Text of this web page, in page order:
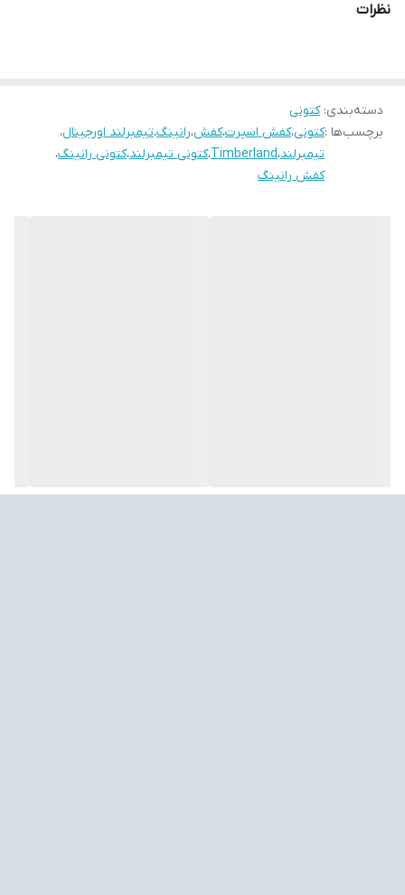
نظرات
دسته‌بندی:کتونی
برچسب‌ها :کتونی،کفش اسپرت،کفش،رانینگ،تیمبرلند اورجینال،
تیمبرلند،Timberland،کتونی تیمبرلند،کتونی رانینگ،
کفش رانینگ